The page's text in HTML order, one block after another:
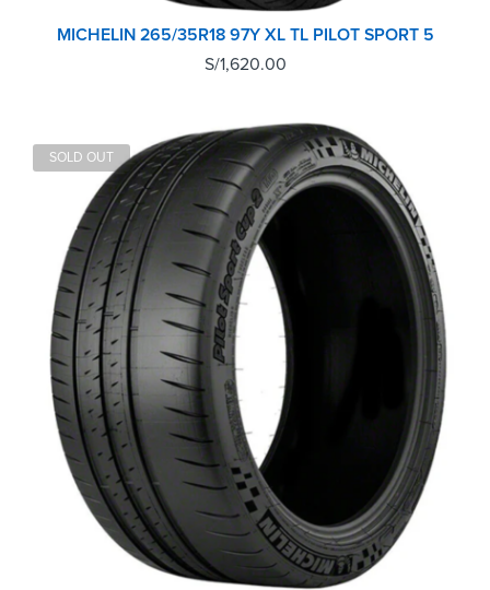
MICHELIN 265/35R18 97Y XL TL PILOT SPORT 5
S/1,620.00
SOLD OUT